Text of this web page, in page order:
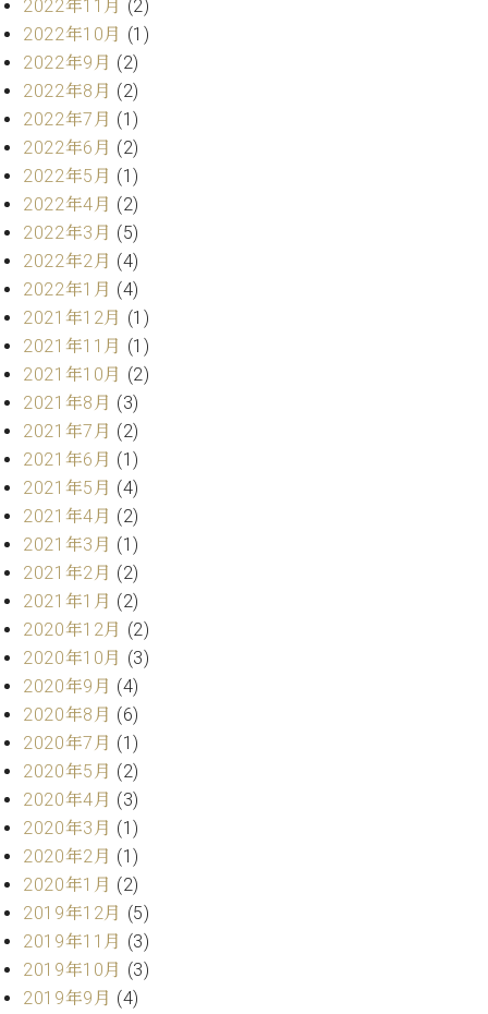
イ
ト
ピ
ア
ノ
C.
ヒ
シ
ュ
タ
イ
ン
レ
ジ
デ
ン
ス
ア
プ
ラ
イ
ト
ピ
ア
ノ
C.
ベ
ヒ
シ
ュ
タ
イ
ン
ア
カ
デ
ミ
の
声
スタ
ジオ
レン
タル
ホー
ル・
スタ
ジオ
状況
動
画
収
録
ビ
ス
音
楽
教
ピ
ア
ノ
の
コ
ェ
ル
ジ
ュ
ア
セ
ス
セン
トラ
ム東
京の
ご案
2022年11月 (2)
2022年10月 (1)
2022年9月 (2)
2022年8月 (2)
2022年7月 (1)
2022年6月 (2)
2022年5月 (1)
2022年4月 (2)
2022年3月 (5)
2022年2月 (4)
2022年1月 (4)
2021年12月 (1)
2021年11月 (1)
2021年10月 (2)
2021年8月 (3)
2021年7月 (2)
2021年6月 (1)
2021年5月 (4)
2021年4月 (2)
2021年3月 (1)
2021年2月 (2)
2021年1月 (2)
2020年12月 (2)
2020年10月 (3)
2020年9月 (4)
2020年8月 (6)
2020年7月 (1)
2020年5月 (2)
2020年4月 (3)
2020年3月 (1)
2020年2月 (1)
2020年1月 (2)
2019年12月 (5)
2019年11月 (3)
2019年10月 (3)
2019年9月 (4)